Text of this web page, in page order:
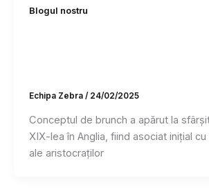
Blogul nostru
Echipa Zebra / 24/02/2025
Conceptul de brunch a apărut la
XIX-lea în Anglia, fiind asociat inițial
ale aristocraților